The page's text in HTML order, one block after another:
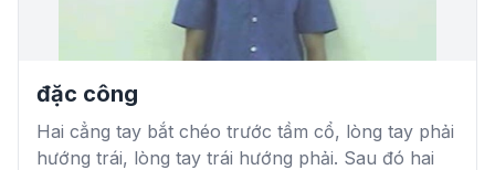
đặc công
Hai cẳng tay bắt chéo trước tầm cổ, lòng tay phải
hướng trái, lòng tay trái hướng phải. Sau đó hai